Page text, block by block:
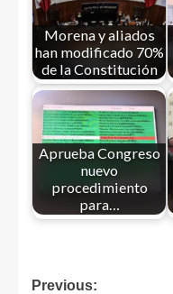
Morena y aliados
han modificado 70%
de la Constitución
Aprueba Congreso
nuevo
procedimiento
para…
Previous: